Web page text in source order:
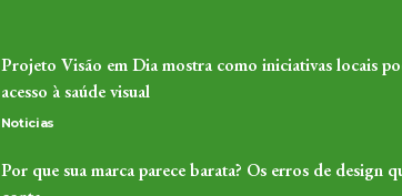
Projeto Visão em Dia mostra como iniciativas locais
acesso à saúde visual
Noticias
Por que sua marca parece barata? Os erros de design